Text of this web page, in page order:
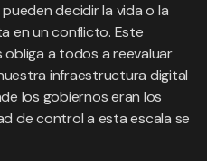
decidir la vida o la
en un conflicto. Este
a todos a reevaluar
infraestructura digital
los gobiernos eran los
de control a esta escala se